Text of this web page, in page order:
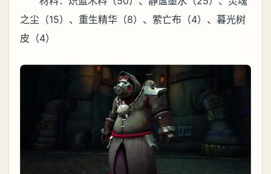
之尘（15）、重生精华（8）、萦亡布（4）、暮光树
皮（4）